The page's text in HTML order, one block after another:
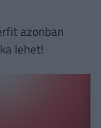
azonban
lehet!